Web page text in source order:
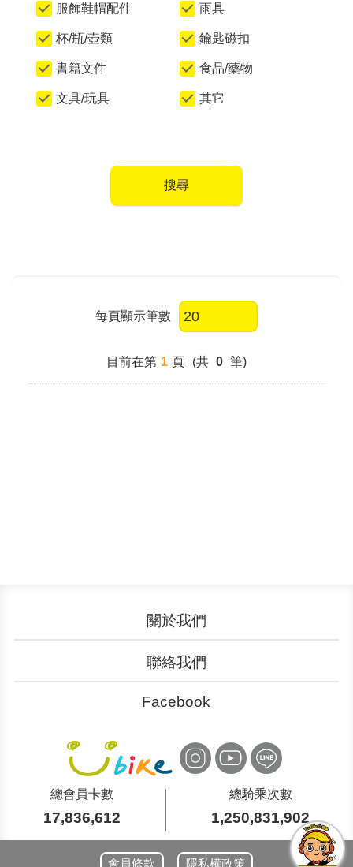
服飾鞋帽配件 雨具
杯/瓶/壺類 鑰匙磁扣
書籍文件 食品/藥物
文具/玩具 其它
搜尋
每頁顯示筆數
目前在第 1 頁 (共 0 筆)
關於我們
聯絡我們
申請表單 聯絡客服
國際諮詢
Facebook
YouBike中台灣粉絲團 YouBike 嘉義粉絲團
YouBike南台灣粉絲團 YouBike東台灣粉絲團
總會員卡數
17,836,612
總騎乘次數
1,250,831,902
會員條款 隱私權政策